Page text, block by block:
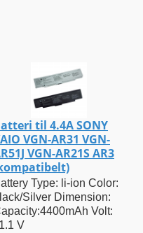
til 4.4A SONY
VGN-AR31 VGN-
VGN-AR21S AR3
Type: li-ion Color:
Silver Dimension:
Volt:
V